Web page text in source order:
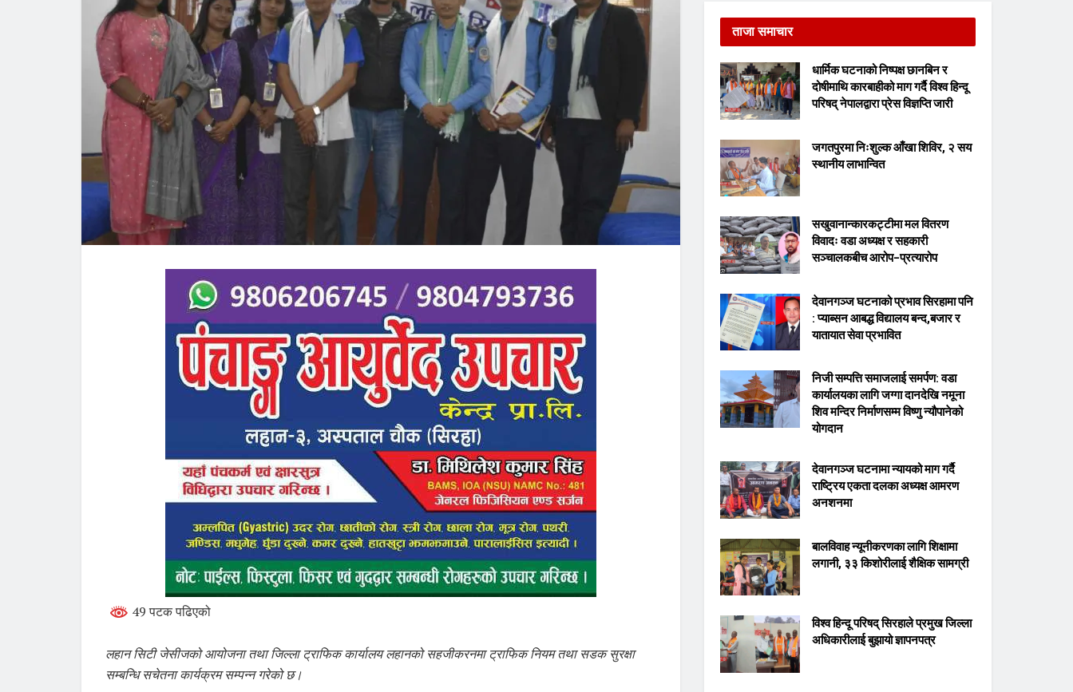
49 पटक पढिएको
लहान सिटी जेसीजको आयोजना तथा जिल्ला ट्राफिक कार्यालय लहानको सहजीकरनमा ट्राफिक नियम तथा सडक सुरक्षा
सम्बन्धि सचेतना कार्यक्रम सम्पन्न गरेको छ।
ताजा समाचार
धार्मिक घटनाको निष्पक्ष छानबिन र
दोषीमाथि कारबाहीको माग गर्दै विश्व हिन्दू
परिषद् नेपालद्वारा प्रेस विज्ञप्ति जारी
जगतपुरमा निःशुल्क आँखा शिविर, २ सय
स्थानीय लाभान्वित
सखुवानान्कारकट्टीमा मल वितरण
विवादः वडा अध्यक्ष र सहकारी
सञ्चालकबीच आरोप–प्रत्यारोप
देवानगञ्ज घटनाको प्रभाव सिरहामा पनि
: प्याब्सन आबद्ध विद्यालय बन्द,बजार र
यातायात सेवा प्रभावित
निजी सम्पत्ति समाजलाई समर्पण: वडा
कार्यालयका लागि जग्गा दानदेखि नमूना
शिव मन्दिर निर्माणसम्म विष्णु न्यौपानेको
योगदान
देवानगञ्ज घटनामा न्यायको माग गर्दै
राष्ट्रिय एकता दलका अध्यक्ष आमरण
अनशनमा
बालविवाह न्यूनीकरणका लागि शिक्षामा
लगानी, ३३ किशोरीलाई शैक्षिक सामग्री
विश्व हिन्दू परिषद् सिरहाले प्रमुख जिल्ला
अधिकारीलाई बुझायो ज्ञापनपत्र